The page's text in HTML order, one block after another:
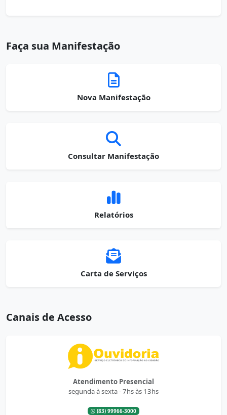
Faça sua Manifestação
Nova Manifestação
Consultar Manifestação
Relatórios
Carta de Serviços
Canais de Acesso
Atendimento Presencial
segunda à sexta - 7hs às 13hs
(83) 99966-3000